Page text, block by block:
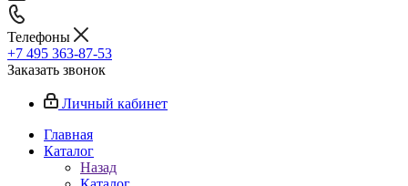
Телефоны
+7 495 363-87-53
Заказать звонок
Личный кабинет
Главная
Каталог
Назад